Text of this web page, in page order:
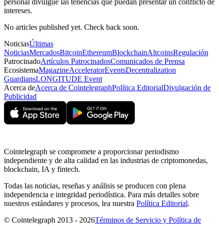
intereses.
No articles published yet. Check back soon.
NoticiasÚltimas
NoticiasMercadosBitcoinEthereumBlockchainAltcoinsRegulación
PatrocinadoArtículos PatrocinadosComunicados de Prensa
EcosistemaMagazineAcceleratorEventsDecentralization
GuardiansLONGITUDE Event
Acerca deAcerca de CointelegraphPolítica EditorialDivulgación de
Publicidad
Cointelegraph se compromete a proporcionar periodismo
independiente y de alta calidad en las industrias de criptomonedas,
blockchain, IA y fintech.
Todas las noticias, reseñas y análisis se producen con plena
independencia e integridad periodística. Para más detalles sobre
nuestros estándares y procesos, lea nuestra Política Editorial.
© Cointelegraph 2013 - 2026Términos de Servicio y Política de